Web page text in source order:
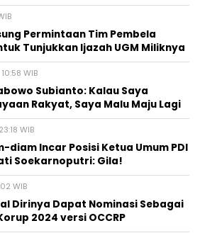
Permintaan Tim Pembela
Tunjukkan Ijazah UGM Miliknya
WIB
Subianto: Kalau Saya
Rakyat, Saya Malu Maju Lagi
WIB
diam Incar Posisi Ketua Umum PDI
Soekarnoputri: Gila!
WIB
Dirinya Dapat Nominasi Sebagai
2024 versi OCCRP